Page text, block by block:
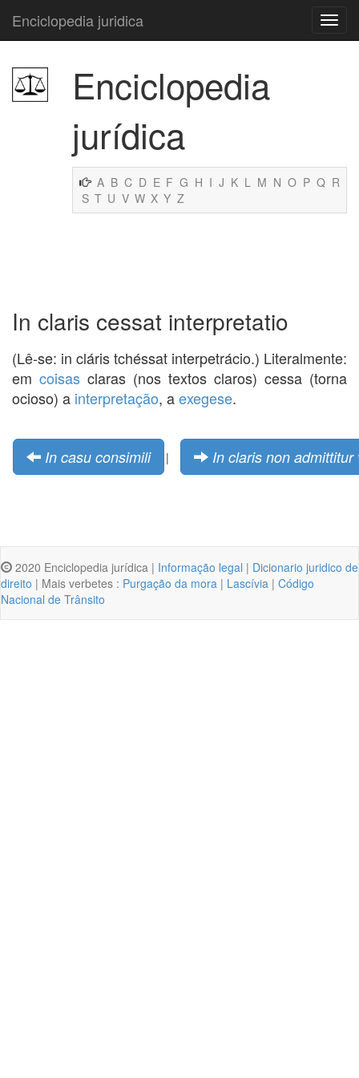
Enciclopedia juridica
Enciclopedia
jurídica
A B C D E F G H I J K L M N O P Q R
S T U V W X Y Z
In claris cessat interpretatio
(Lê-se: in cláris tchéssat interpetrácio.) Literalmente:
em coisas claras (nos textos claros) cessa (torna
ocioso) a interpretação, aexegese.
In casu consimili | In claris non
2020 Enciclopedia jurídica | Informação legal | Dicionario juridico de
direito | Mais verbetes : Purgação da mora | Lascívia | Código
Nacional de Trânsito